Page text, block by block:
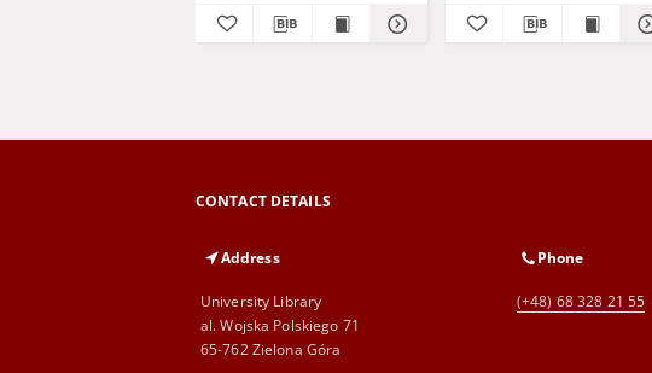
CONTACT DETAILS
Address
University Library
al. Wojska Polskiego 71
65-762 Zielona Góra
Phone
(+48) 68 328 21 55